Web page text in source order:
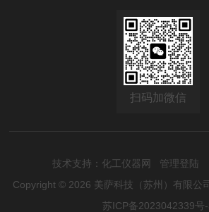
扫码加微信
技术支持： 化工仪器网 管理登陆
Copyright © 2026 美萨科技（苏州）有限公
苏ICP备2023042339号